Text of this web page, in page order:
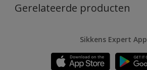
Gerelateerde producten
Sikkens Expert App